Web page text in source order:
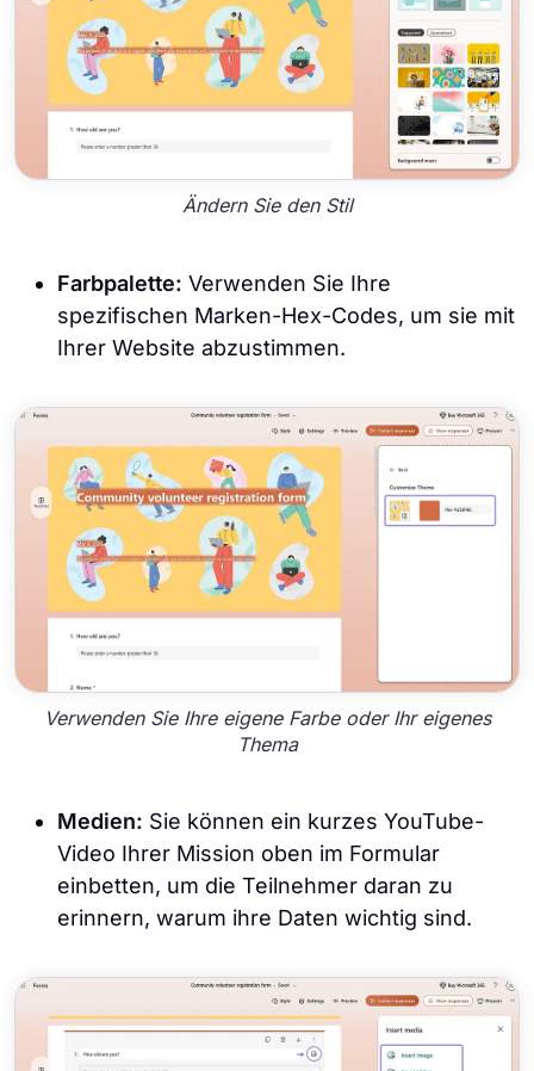
Ändern Sie den Stil
Farbpalette: Verwenden Sie Ihre
spezifischen Marken-Hex-Codes, um sie mit
Ihrer Website abzustimmen.
Verwenden Sie Ihre eigene Farbe oder Ihr eigenes
Thema
Medien: Sie können ein kurzes YouTube-
Video Ihrer Mission oben im Formular
einbetten, um die Teilnehmer daran zu
erinnern, warum ihre Daten wichtig sind.